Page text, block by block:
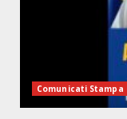
Comunicati Stampa